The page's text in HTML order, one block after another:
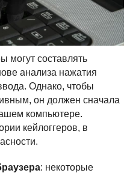
могут составлять
анализа нажатия
Однако, чтобы
он должен сначала
компьютере.
кейлоггеров, в
: некоторые